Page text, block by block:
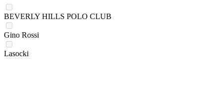
BEVERLY HILLS POLO CLUB
Gino Rossi
Lasocki